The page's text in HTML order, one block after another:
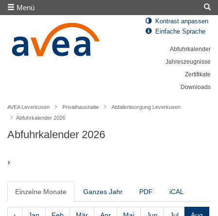
Menü
Kontrast anpassen
Einfache Sprache
Abfuhrkalender
Jahreszeugnisse
Zertifikate
Downloads
AVEA Leverkusen Privathaushalte
Abfallentsorgung Leverkusen
Abfuhrkalender 2026
Abfuhrkalender 2026
›
Einzelne Monate Ganzes Jahr PDF iCAL